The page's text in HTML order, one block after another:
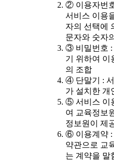
② 이용자번
서비스 이용
자의 선택에
문자와 숫자
③ 비밀번호 :
기 위하여 이
의 조합
④ 단말기 :
가 설치한 개
⑤ 서비스 이
여 교육정보
정보원이 제
⑥ 이용계약 :
약관으로 교
는 계약을 말